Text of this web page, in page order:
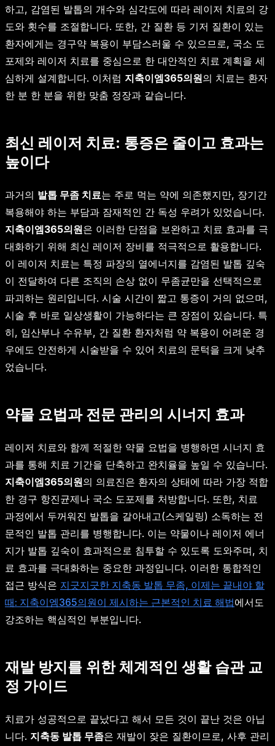
하고, 감염된 발톱의 개수와 심각도에 따라 레이저 치료의 강
도와 횟수를 조절합니다. 또한, 간 질환 등 기저 질환이 있는
환자에게는 경구약 복용이 부담스러울 수 있으므로, 국소 도
포제와 레이저 치료를 중심으로 한 대안적인 치료 계획을 세
심하게 설계합니다. 이처럼 지축이엠365의원의 치료는 환자
한 분 한 분을 위한 맞춤 정장과 같습니다.
최신 레이저 치료: 통증은 줄이고 효과는
높이다
과거의 발톱 무좀 치료는 주로 먹는 약에 의존했지만, 장기간
복용해야 하는 부담과 잠재적인 간 독성 우려가 있었습니다.
지축이엠365의원은 이러한 단점을 보완하고 치료 효과를 극
대화하기 위해 최신 레이저 장비를 적극적으로 활용합니다.
이 레이저 치료는 특정 파장의 열에너지를 감염된 발톱 깊숙
이 전달하여 다른 조직의 손상 없이 무좀균만을 선택적으로
파괴하는 원리입니다. 시술 시간이 짧고 통증이 거의 없으며,
시술 후 바로 일상생활이 가능하다는 큰 장점이 있습니다. 특
히, 임산부나 수유부, 간 질환 환자처럼 약 복용이 어려운 경
우에도 안전하게 시술받을 수 있어 치료의 문턱을 크게 낮추
었습니다.
약물 요법과 전문 관리의 시너지 효과
레이저 치료와 함께 적절한 약물 요법을 병행하면 시너지 효
과를 통해 치료 기간을 단축하고 완치율을 높일 수 있습니다.
지축이엠365의원의 의료진은 환자의 상태에 따라 가장 적합
한 경구 항진균제나 국소 도포제를 처방합니다. 또한, 치료
과정에서 두꺼워진 발톱을 갈아내고(스케일링) 소독하는 전
문적인 발톱 관리를 병행합니다. 이는 약물이나 레이저 에너
지가 발톱 깊숙이 효과적으로 침투할 수 있도록 도와주며, 치
료 효과를 극대화하는 중요한 과정입니다. 이러한 통합적인
접근 방식은 지긋지긋한 지축동 발톱 무좀, 이제는 끝내야 할
때: 지축이엠365의원이 제시하는 근본적인 치료 해법에서도
강조하는 핵심적인 부분입니다.
재발 방지를 위한 체계적인 생활 습관 교
정 가이드
치료가 성공적으로 끝났다고 해서 모든 것이 끝난 것은 아닙
니다. 지축동 발톱 무좀은 재발이 잦은 질환이므로, 사후 관리